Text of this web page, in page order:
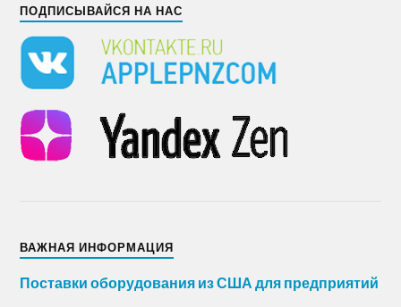
ПОДПИСЫВАЙСЯ НА НАС
ВАЖНАЯ ИНФОРМАЦИЯ
Поставки оборудования из США для предприятий